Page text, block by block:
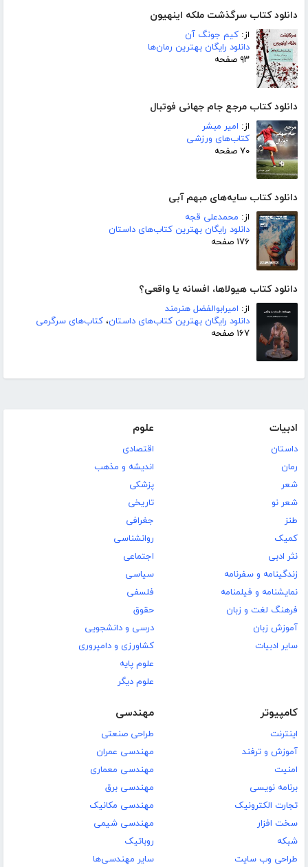
دانلود کتاب سرگذشت ملکه اینهیون
از: کیم جونگ آن
دانلود رایگان بهترین رمان‌ها
۹۳ صفحه
دانلود کتاب مرجع جام جهانی فوتبال
از: امیر مبشر
کتاب‌های ورزشی
۷۰ صفحه
دانلود کتاب سایه‌های مبهم آبی
از: محمدعلی قجه
دانلود رایگان بهترین کتاب‌های داستان
۱۷۶ صفحه
دانلود کتاب هیولاها، افسانه یا واقعی؟
از: امیرابوالفضل هنرمند
دانلود رایگان بهترین کتاب‌های داستان، کتاب‌های سرگرمی
۱۶۷ صفحه
ادبیات
داستان
رمان
شعر
شعر نو
طنز
کمیک
نثر ادبی
زندگینامه و سفرنامه
نمایشنامه و فیلمنامه
فرهنگ لغت و زبان
آموزش زبان
سایر ادبیات
علوم
اقتصادی
اندیشه و مذهب
پزشکی
تاریخی
جغرافی
روانشناسی
اجتماعی
سیاسی
فلسفی
حقوق
درسی و دانشجویی
کشاورزی و دامپروری
علوم پایه
علوم دیگر
کامپیوتر
اینترنت
آموزش و ترفند
امنیت
برنامه نویسی
تجارت الکترونیک
سخت افزار
شبکه
طراحی وب سایت
مهندسی
طراحی صنعتی
مهندسی عمران
مهندسی معماری
مهندسی برق
مهندسی مکانیک
مهندسی شیمی
روباتیک
سایر مهندسی‌ها